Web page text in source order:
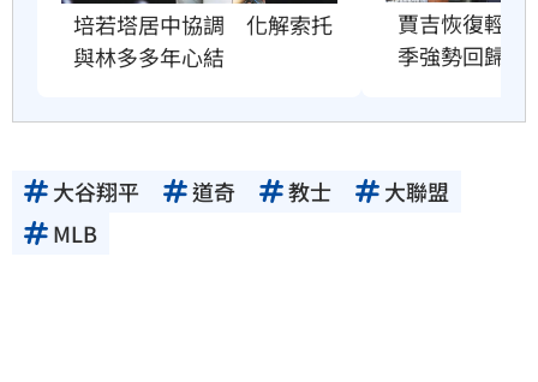
培若塔居中協調　化解索托
與林多多年心結
賈吉恢復輕度
季強勢回歸賽
大谷翔平 道奇 教士
大聯盟
MLB